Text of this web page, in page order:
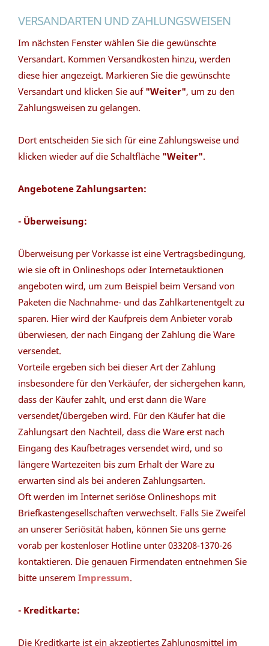
VERSANDARTEN UND ZAHLUNGSWEISEN
Im nächsten Fenster wählen Sie die gewünschte
Versandart. Kommen Versandkosten hinzu, werden
diese hier angezeigt. Markieren Sie die gewünschte
Versandart und klicken Sie auf "Weiter", um zu den
Zahlungsweisen zu gelangen.
Dort entscheiden Sie sich für eine Zahlungsweise und
klicken wieder auf die Schaltfläche "Weiter".
Angebotene Zahlungsarten:
- Überweisung:
Überweisung per Vorkasse ist eine Vertragsbedingung,
wie sie oft in Onlineshops oder Internetauktionen
angeboten wird, um zum Beispiel beim Versand von
Paketen die Nachnahme- und das Zahlkartenentgelt zu
sparen. Hier wird der Kaufpreis dem Anbieter vorab
überwiesen, der nach Eingang der Zahlung die Ware
versendet.
Vorteile ergeben sich bei dieser Art der Zahlung
insbesondere für den Verkäufer, der sichergehen kann,
dass der Käufer zahlt, und erst dann die Ware
versendet/übergeben wird. Für den Käufer hat die
Zahlungsart den Nachteil, dass die Ware erst nach
Eingang des Kaufbetrages versendet wird, und so
längere Wartezeiten bis zum Erhalt der Ware zu
erwarten sind als bei anderen Zahlungsarten.
Oft werden im Internet seriöse Onlineshops mit
Briefkastengesellschaften verwechselt. Falls Sie Zweifel
an unserer Seriösität haben, können Sie uns gerne
vorab per kostenloser Hotline unter 033208-1370-26
kontaktieren. Die genauen Firmendaten entnehmen Sie
bitte unserem Impressum.
- Kreditkarte:
Die Kreditkarte ist ein akzeptiertes Zahlungsmittel im